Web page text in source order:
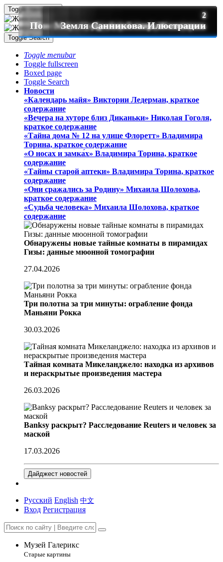
Toggle navigation
Toggle Search
Toggle menubar
Toggle fullscreen
Boxed page
Toggle Search
Новости
«Календарь майя» Виктории Ледерман, краткое
содержание
«Вечера на хуторе близ Диканьки» Николая Гоголя,
краткое содержание
«Тайна дома № 12 на улице Флоретт» Владимира
Торина, краткое содержание
«О носах и замка́х» Владимира Торина, краткое
содержание
«Тайны старой аптеки» Владимира Торина, краткое
содержание
«Они сражались за Родину» Михаила Шолохова,
краткое содержание
«Судьба человека» Михаила Шолохова, краткое
содержание
Обнаружены новые тайные комнаты в пирамидах
Гизы: данные мюонной томографии
27.04.2026
Три полотна за три минуты: ограбление фонда
Маньяни Рокка
30.03.2026
Тайная комната Микеланджело: находка из архивов
и нераскрытые произведения мастера
26.03.2026
Banksy раскрыт? Расследование Reuters и человек за
маской
17.03.2026
Дайджест новостей
Русский English 中文
Вход Регистрация
Музей Галерикс
Старые картины
36
Интерьеры реал. Первый альбом
33
Интерьеры виртуал. Первый альбом.
12
Интерьеры реал . Второй альбом.
11
Поисковые визуализации интерьеров.
7
Затерянный мир. Илюстрации
6
Африканский альбом
5
Зоологический альбом
5
Картина по фразе
4
Маракотова бездна. Илюстрации
4
Древний мир. Графика.
4
Фантасмагория
3
Цифра. Динозавры анриал.
2
Деревенские истории
2
Древний мир. Живопись
2
Земля Санникова. Илюстрации